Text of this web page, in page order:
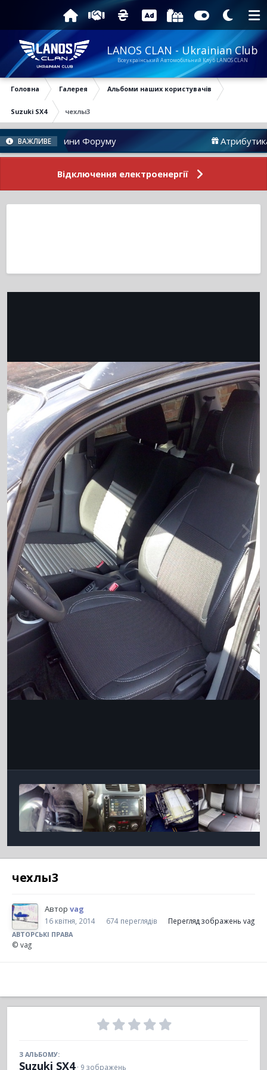
LANOS CLAN - Ukrainian Club
Всеукраїнський Автомобільний Клуб LANOS CLAN
Головна Галерея Альбоми наших користувачів
Suzuki SX4 чехлы3
ВАЖЛИВЕ
Новини Форуму Атрибутика
Відключення електроенергії
чехлы3
Автор vag
16 квітня, 2014 674 переглядів Перегляд зображень vag
АВТОРСЬКІ ПРАВА
© vag
З АЛЬБОМУ:
Suzuki SX4 · 9 зображень